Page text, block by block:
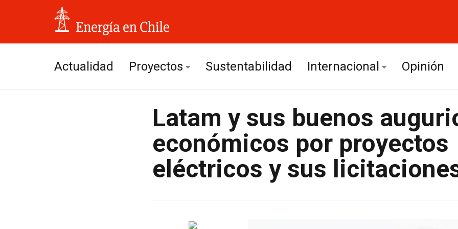
Actualidad Proyectos
Solares
Eólicos
Sustentabilidad Internacional
América Latina
Opinión
Latam y sus buenos
económicos por proyectos
eléctricos y sus